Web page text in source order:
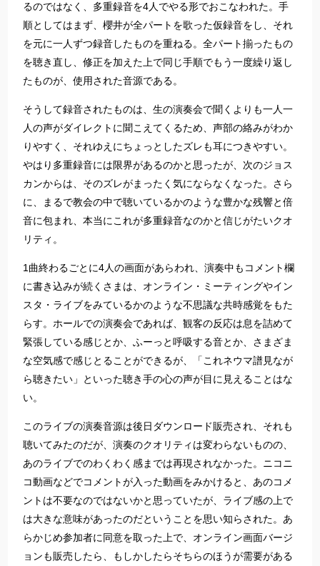
るのではなく、多重録音を4人でやる形でおこなわれた。手
順としてはまず、櫻井が全パートを歌った仮録音をし、それ
を元に一人ずつ録音したものを重ねる。全パート揃ったもの
を聴き直し、修正を加えた上で同じ手順でもう一度繰り返し
たものが、使用された音源である。
そうして録音されたものは、生の演奏会で聞くよりも一人一
人の声がダイレクトに聞こえてくるため、声部の絡みがわか
りやすく、それゆえにちょっとしたズレも耳につきやすい。
やはり多重録音には限界があるのかと思ったが、次のジョス
カンからは、そのズレがまったく気にならなくなった。さら
に、まるで教会の中で聴いているかのような豊かな残響と倍
音に包まれ、本当にこれが多重録音なのかと信じがたいクオ
リティ。
1曲終わるごとに4人の画面があらわれ、演奏中もコメント欄
に書き込みが続くさまは、オンライン・ミーティングやイン
スタ・ライブをみているかのような不思議な共時感覚をもた
らす。ホールでの演奏会であれば、観客の反応は息を詰めて
緊張している感じとか、ふーっと呼吸する音とか、さまざま
な空気感で感じとることができるが、「これネウマ譜見なが
ら聴きたい」といった聴き手の心の声が目に見えることはな
い。
このライブの演奏音源は後日ダウンロード販売され、それも
聴いてみたのだが、演奏のクオリティは変わらないものの、
あのライブでのわくわく感までは再現されなかった。ニコニ
コ動画などでコメントが入った動画をみかけると、あのコメ
ントは不要なのではないかと思っていたが、ライブ感の上で
は大きな意味があったのだということを思い知らされた。あ
らかじめ参加者に同意を取った上で、オンライン画面バージ
ョンも販売したら、もしかしたらそちらのほうが需要がある